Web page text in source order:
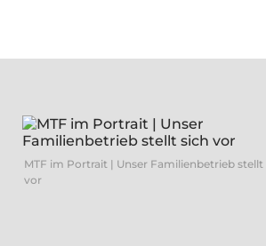
MTF im Portrait | Unser Familienbetrieb stellt
vor